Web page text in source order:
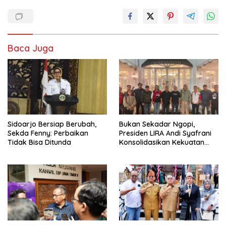
Baca Juga
Sidoarjo Bersiap Berubah,
Sekda Fenny: Perbaikan
Tidak Bisa Ditunda
Bukan Sekadar Ngopi,
Presiden LIRA Andi Syafrani
Konsolidasikan Kekuatan